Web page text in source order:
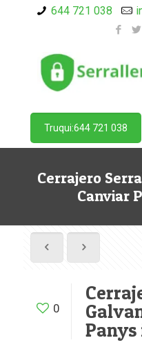
644 721 038
Truqui:644 721 038
Cerrajero
Canviar
0
Panys